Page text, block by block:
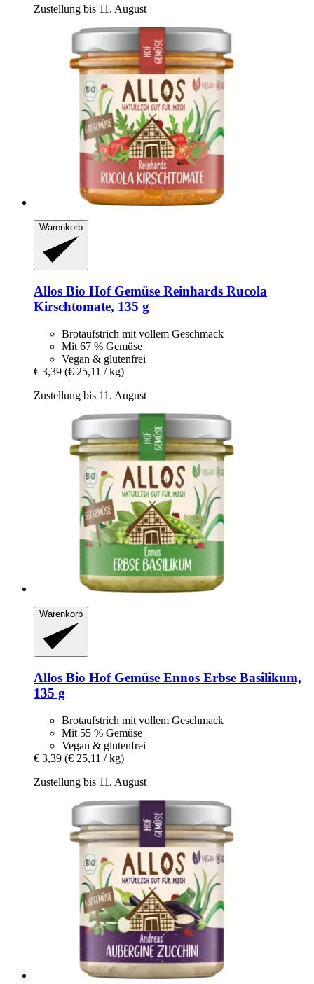
Zustellung bis 11. August
Warenkorb
Allos Bio Hof Gemüse Reinhards Rucola
Kirschtomate, 135 g
Brotaufstrich mit vollem Geschmack
Mit 67 % Gemüse
Vegan & glutenfrei
€ 3,39 (€ 25,11 / kg)
Zustellung bis 11. August
Warenkorb
Allos Bio Hof Gemüse Ennos Erbse Basilikum,
135 g
Brotaufstrich mit vollem Geschmack
Mit 55 % Gemüse
Vegan & glutenfrei
€ 3,39 (€ 25,11 / kg)
Zustellung bis 11. August